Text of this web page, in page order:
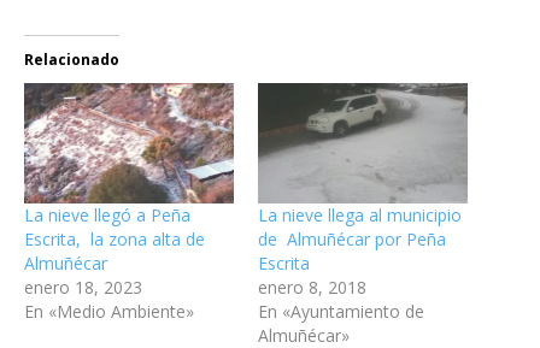
Relacionado
La nieve llegó a Peña
Escrita, la zona alta de
Almuñécar
enero 18, 2023
En «Medio Ambiente»
La nieve llega al municipio
de Almuñécar por Peña
Escrita
enero 8, 2018
En «Ayuntamiento de
Almuñécar»